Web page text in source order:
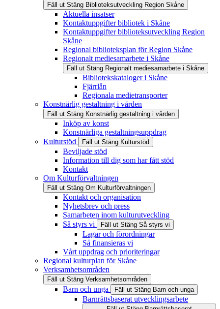
Fäll ut Stäng Biblioteksutveckling Region Skåne
Aktuella insatser
Kontaktuppgifter bibliotek i Skåne
Kontaktuppgifter biblioteksutveckling Region
Skåne
Regional biblioteksplan för Region Skåne
Regionalt mediesamarbete i Skåne
Fäll ut Stäng Regionalt mediesamarbete i Skåne
Bibliotekskataloger i Skåne
Fjärrlån
Regionala medietransporter
Konstnärlig gestaltning i vården
Fäll ut Stäng Konstnärlig gestaltning i vården
Inköp av konst
Konstnärliga gestaltningsuppdrag
Kulturstöd
Fäll ut Stäng Kulturstöd
Beviljade stöd
Information till dig som har fått stöd
Kontakt
Om Kulturförvaltningen
Fäll ut Stäng Om Kulturförvaltningen
Kontakt och organisation
Nyhetsbrev och press
Samarbeten inom kulturutveckling
Så styrs vi
Fäll ut Stäng Så styrs vi
Lagar och förordningar
Så finansieras vi
Vårt uppdrag och prioriteringar
Regional kulturplan för Skåne
Verksamhetsområden
Fäll ut Stäng Verksamhetsområden
Barn och unga Fäll ut Stäng Barn och unga
Barnrättsbaserat utvecklingsarbete